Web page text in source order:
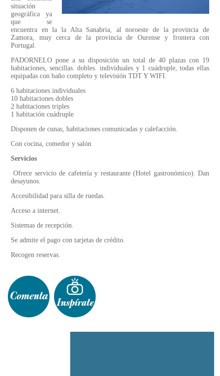
situación
geográfica ya
que se
encuentra en la la Alta Sanabria, al noroeste de la provincia de
Zamora, muy cerca de la provincia de Ourense y frontera con
Portugal.
PADORNELO pone a su disposición un total de 40 plazas con 19
habitaciones, sencillas. dobles. individuales y 1 cuádruple, todas ellas
equipadas con baño completo y televisión TDT Y WIFI.
6 habitaciones individuales
10 habitaciones dobles
2 habitaciones triples
1 habitación cuádruple
Disponen de cunas, habitaciones comunicadas y calefacción.
Con cocina, comedor y salón
Servicios
Ofrece servicio de cafetería y restaurante (Hotel gastronómico). Dan
desayunos.
Accesibilidad para silla de ruedas.
Acceso a internet.
Sistemas de recepción.
Se admite el pago con tarjetas de crédito.
Recogen reservas.